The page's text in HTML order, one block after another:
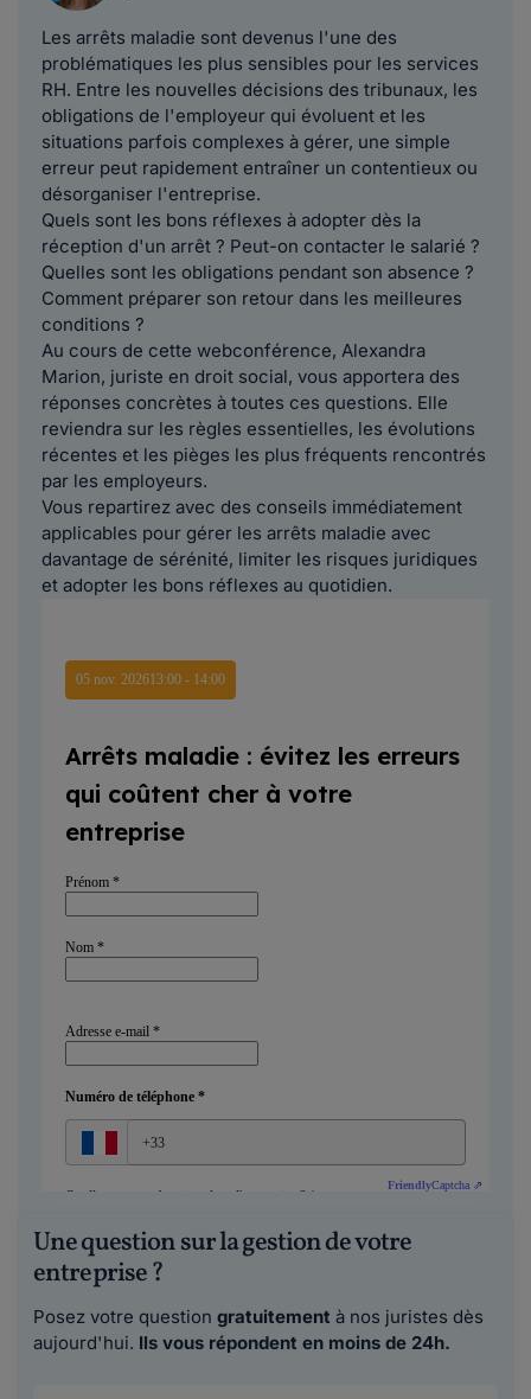
Les arrêts maladie sont devenus l'une des
problématiques les plus sensibles pour les services
RH. Entre les nouvelles décisions des tribunaux, les
obligations de l'employeur qui évoluent et les
situations parfois complexes à gérer, une simple
erreur peut rapidement entraîner un contentieux ou
désorganiser l'entreprise.
Quels sont les bons réflexes à adopter dès la
réception d'un arrêt ? Peut-on contacter le salarié ?
Quelles sont les obligations pendant son absence ?
Comment préparer son retour dans les meilleures
conditions ?
Au cours de cette webconférence, Alexandra
Marion, juriste en droit social, vous apportera des
réponses concrètes à toutes ces questions. Elle
reviendra sur les règles essentielles, les évolutions
récentes et les pièges les plus fréquents rencontrés
par les employeurs.
Vous repartirez avec des conseils immédiatement
applicables pour gérer les arrêts maladie avec
davantage de sérénité, limiter les risques juridiques
et adopter les bons réflexes au quotidien.
Une question sur la gestion de votre
entreprise ?
Posez votre question gratuitement à nos juristes dès
aujourd'hui. Ils vous répondent en moins de 24h.